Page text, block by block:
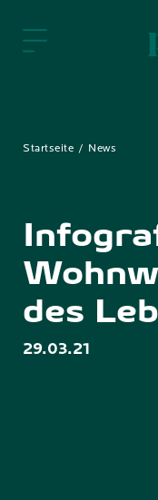
Startseite News
des
29.03.21